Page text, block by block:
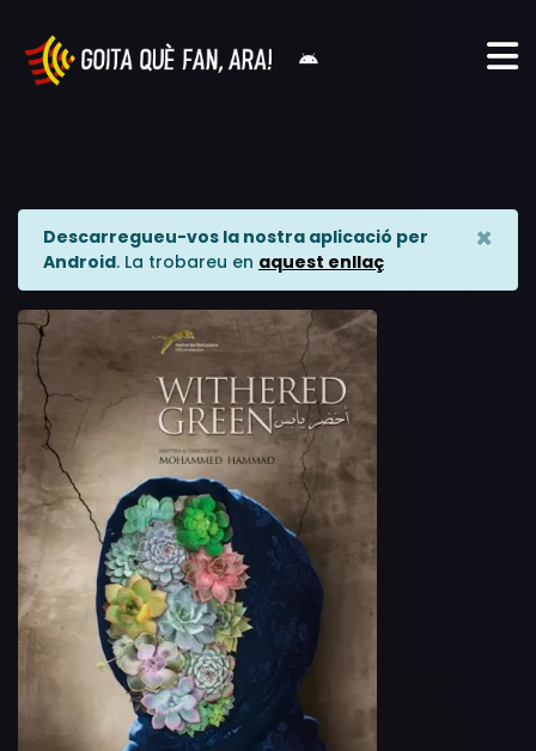
Descarregueu-vos la nostra aplicació per
Android. La trobareu en aquest enllaç
×